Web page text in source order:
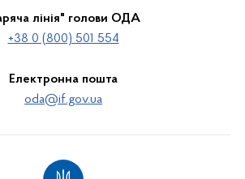
лінія" голови ОДА
+38 0 (800) 501 554
Електронна пошта
oda@if.gov.ua